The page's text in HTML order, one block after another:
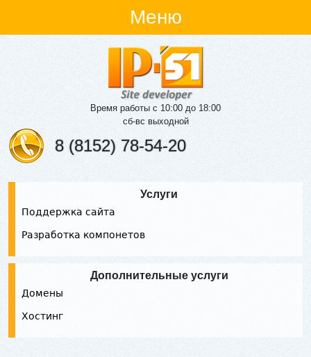
Меню
Время работы с 10:00 до 18:00
сб-вс выходной
8 (8152) 78-54-20
Услуги
Поддержка сайта
Разработка компонетов
Дополнительные услуги
Домены
Хостинг